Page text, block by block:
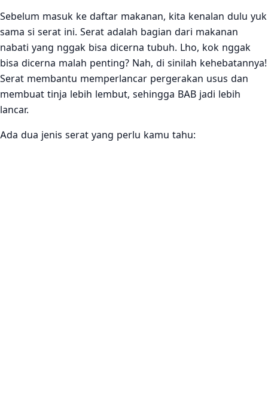
Sebelum masuk ke daftar makanan, kita kenalan dulu yuk
sama si serat ini. Serat adalah bagian dari makanan
nabati yang nggak bisa dicerna tubuh. Lho, kok nggak
bisa dicerna malah penting? Nah, di sinilah kehebatannya!
Serat membantu memperlancar pergerakan usus dan
membuat tinja lebih lembut, sehingga BAB jadi lebih
lancar.
Ada dua jenis serat yang perlu kamu tahu: